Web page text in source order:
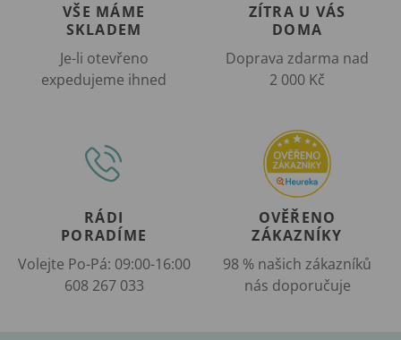
VŠE MÁME
SKLADEM
Je-li otevřeno
expedujeme ihned
ZÍTRA U VÁS
DOMA
Doprava zdarma nad
2 000 Kč
RÁDI
PORADÍME
Volejte Po-Pá: 09:00-16:00
608 267 033
OVĚŘENO
ZÁKAZNÍKY
98 % našich zákazníků
nás doporučuje